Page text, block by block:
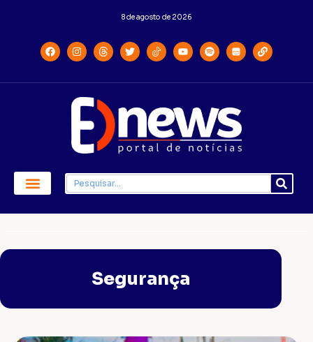
8 de agosto de 2026
Segurança